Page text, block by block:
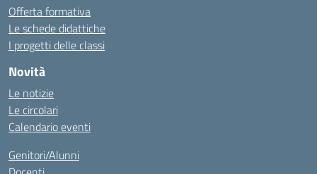
Offerta formativa
Le schede didattiche
I progetti delle classi
Novità
Le notizie
Le circolari
Calendario eventi
Genitori/Alunni